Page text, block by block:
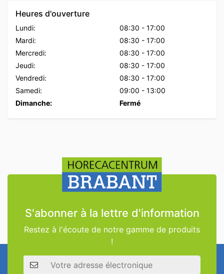
Heures d'ouverture
Lundi: 08:30 - 17:00
Mardi:
08:30 - 17:00
Mercredi:
08:30 - 17:00
Jeudi:
08:30 - 17:00
Vendredi:
08:30 - 17:00
Samedi:
09:00 - 13:00
Dimanche:
Fermé
S'abonner à la lettre d'information
Restez à l'écoute de notre gamme de produits
!
Adresse électronique